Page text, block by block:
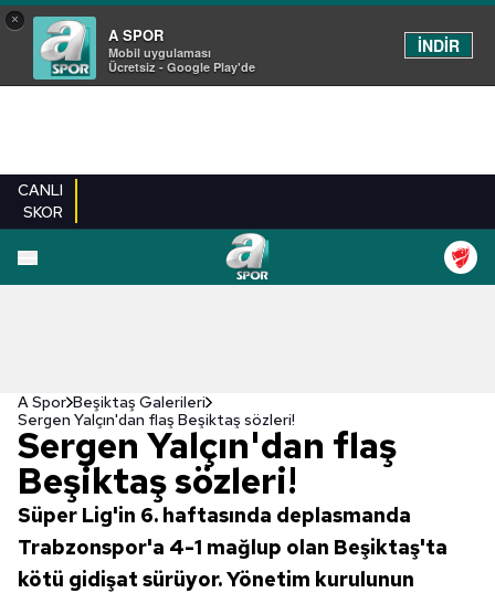
×
A SPOR
Mobil uygulaması
Ücretsiz - Google Play'de
İNDİR
CANLI
SKOR
EN YENILER
A Spor Beşiktaş Galerileri
Sergen Yalçın'dan flaş Beşiktaş sözleri!
Sergen Yalçın'dan flaş
Beşiktaş sözleri!
Süper Lig'in 6. haftasında deplasmanda
Trabzonspor'a 4-1 mağlup olan Beşiktaş'ta
kötü gidişat sürüyor. Yönetim kurulunun